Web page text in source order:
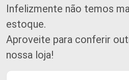
Infelizmente não temos
estoque.
Aproveite para conferir
nossa loja!